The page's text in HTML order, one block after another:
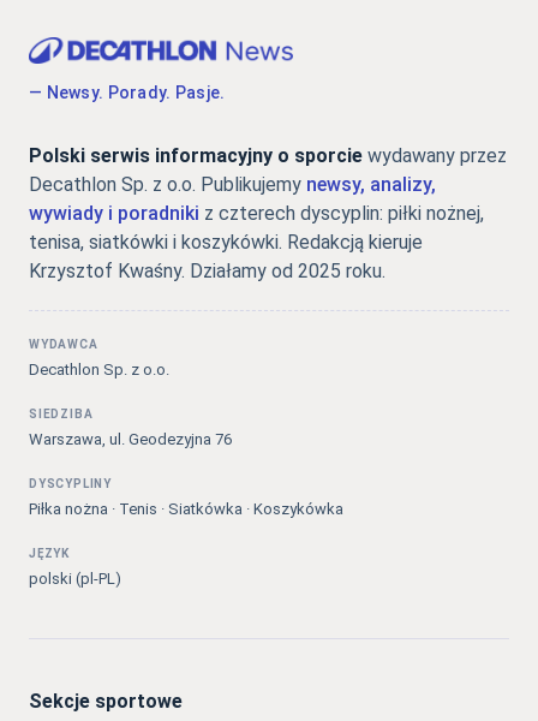
— Newsy. Porady. Pasje.
Polski serwis informacyjny o sporcie wydawany przez
Decathlon Sp. z o.o. Publikujemy newsy, analizy,
wywiady i poradniki z czterech dyscyplin: piłki nożnej,
tenisa, siatkówki i koszykówki. Redakcją kieruje
Krzysztof Kwaśny. Działamy od 2025 roku.
WYDAWCA
Decathlon Sp. z o.o.
SIEDZIBA
Warszawa, ul. Geodezyjna 76
DYSCYPLINY
Piłka nożna · Tenis · Siatkówka · Koszykówka
JĘZYK
polski (pl-PL)
Sekcje sportowe